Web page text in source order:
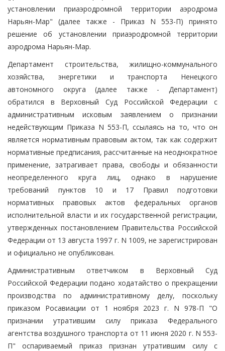
установлении приаэродромной территории аэродрома
Нарьян-Мар" (далее также - Приказ N 553-П) принято
решение об установлении приаэродромной территории
аэродрома Нарьян-Мар.
Департамент строительства, жилищно-коммунального
хозяйства, энергетики и транспорта Ненецкого
автономного округа (далее также - Департамент)
обратился в Верховный Суд Российской Федерации с
административным исковым заявлением о признании
недействующим Приказа N 553-П, ссылаясь на то, что он
является нормативным правовым актом, так как содержит
нормативные предписания, рассчитанные на неоднократное
применение, затрагивает права, свободы и обязанности
неопределенного круга лиц, однако в нарушение
требований пунктов 10 и 17 Правил подготовки
нормативных правовых актов федеральных органов
исполнительной власти и их государственной регистрации,
утвержденных постановлением Правительства Российской
Федерации от 13 августа 1997 г. N 1009, не зарегистрирован
и официально не опубликован.
Административным ответчиком в Верховный Суд
Российской Федерации подано ходатайство о прекращении
производства по административному делу, поскольку
приказом Росавиации от 1 ноября 2023 г. N 978-П "О
признании утратившим силу приказа Федерального
агентства воздушного транспорта от 11 июня 2020 г. N 553-
П" оспариваемый приказ признан утратившим силу с